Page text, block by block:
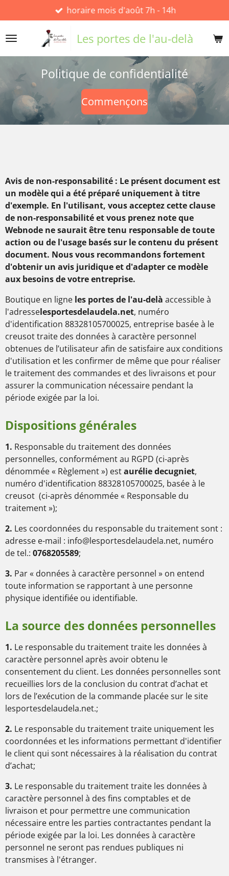
au
contenu
Les portes de l'au-delà
horaire mois d'août 7h - 14h
Politique de confidentialité
Commençons
Avis de non-responsabilité : Le présent document est
un modèle qui a été préparé uniquement à titre
d'exemple. En l'utilisant, vous acceptez cette clause
de non-responsabilité et vous prenez note que
Webnode ne saurait être tenu responsable de toute
action ou de l'usage basés sur le contenu du présent
document. Nous vous recommandons fortement
d'obtenir un avis juridique et d'adapter ce modèle
aux besoins de votre entreprise.
Boutique en ligne les portes de l'au-delà accessible à
l'adresselesportesdelaudela.net, numéro
d'identification 88328105700025, entreprise basée à le
creusottraite des données à caractère personnel
obtenues de l’utilisateur afin de satisfaire aux conditions
d'utilisation et les confirmer de même que pour réaliser
le traitement des commandes et des livraisons et pour
assurer la communication nécessaire pendant la
période exigée par la loi.
Dispositions générales
1. Responsable du traitement des données
personnelles, conformément au RGPD (ci-après
dénommée « Règlement ») estaurélie decugniet,
numéro d'identification 88328105700025, basée à le
creusot (ci-après dénommée « Responsable du
traitement »);
2. Les coordonnées du responsable du traitement sont :
adresse e-mail : info@lesportesdelaudela.net, numéro
de tel.: 0768205589;
3. Par « données à caractère personnel » on entend
toute information se rapportant à une personne
physique identifiée ou identifiable.
La source des données personnelles
1. Le responsable du traitement traite les données à
caractère personnel après avoir obtenu le
consentement du client. Les données personnelles sont
recueillies lors de la conclusion du contrat d’achat et
lors de l’exécution de la commande placée sur le site
lesportesdelaudela.net.;
2. Le responsable du traitement traite uniquement les
coordonnées et les informations permettant d'identifier
le client qui sont nécessaires à la réalisation du contrat
d’achat;
3. Le responsable du traitement traite les données à
caractère personnel à des fins comptables et de
livraison et pour permettre une communication
nécessaire entre les parties contractantes pendant la
période exigée par la loi. Les données à caractère
personnel ne seront pas rendues publiques ni
transmises à l'étranger.